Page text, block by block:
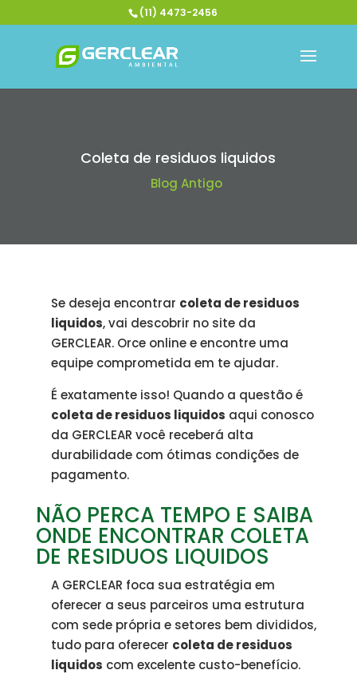
(11) 4473-2456
Coleta de residuos liquidos
Blog Antigo
Se deseja encontrar coleta de residuos
liquidos, vai descobrir no site da
GERCLEAR. Orce online e encontre uma
equipe comprometida em te ajudar.
É exatamente isso! Quando a questão é
coleta de residuos liquidos aqui conosco
da GERCLEAR você receberá alta
durabilidade com ótimas condições de
pagamento.
NÃO PERCA TEMPO E SAIBA
ONDE ENCONTRAR COLETA
DE RESIDUOS LIQUIDOS
A GERCLEAR foca sua estratégia em
oferecer a seus parceiros uma estrutura
com sede própria e setores bem divididos,
tudo para oferecer coleta de residuos
liquidos com excelente custo-benefício.